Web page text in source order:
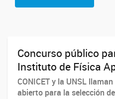
Concurso público
Instituto de Física
CONICET y la UNSL
abierto para la selección